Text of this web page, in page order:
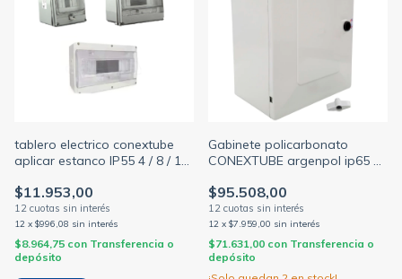
tablero electrico conextube
aplicar estanco IP55 4 / 8 / 12
$11.953,00
12 x $996,08 sin interés
$8.964,75 con Transferencia o
depósito
Gabinete policarbonato
CONEXTUBE argenpol ip65 +
medidas
$95.508,00
12 x $7.959,00 sin interés
$71.631,00 con Transferencia o
depósito